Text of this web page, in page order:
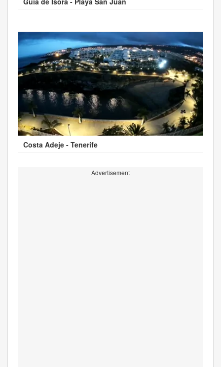
Costa Adeje - Tenerife
Advertisement